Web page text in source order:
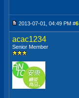
2013-07-01, 04:49 PM #6
acac1234
Senior Member